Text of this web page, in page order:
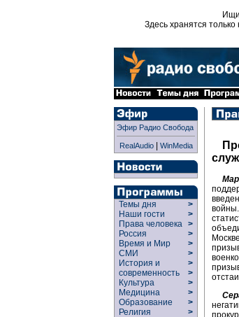
Здесь хранятся
Эфир Радио Свобода
RealAudio| WinMedia
Темы дня
>
Наши гости
>
Права человека >
Россия
>
Время и Мир
>
СМИ
>
История и
современность
>
>
Культура
>
Медицина
>
Образование
>
Религия
>